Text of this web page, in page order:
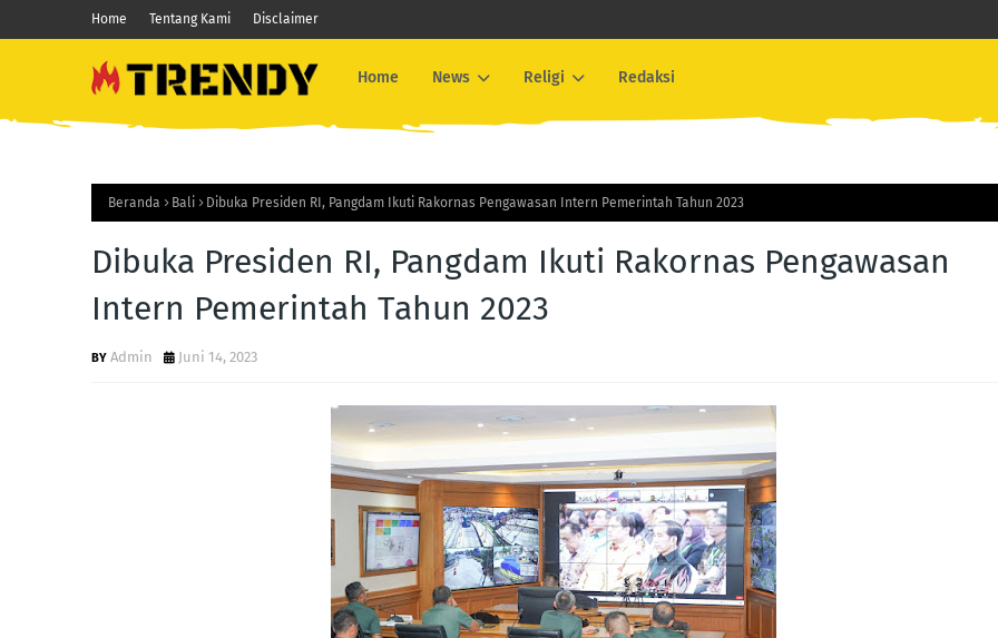
Home Tentang Kami Disclaimer
Home News Religi Redaksi
Beranda Bali Dibuka Presiden RI, Pangdam Ikuti Rakornas Pengawasan Intern Pemerintah Tahun 2023
Dibuka Presiden RI, Pangdam Ikuti Rakornas Pengawasan
Intern Pemerintah Tahun 2023
Admin Juni 14, 2023